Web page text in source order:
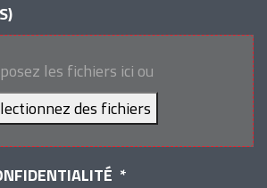
les fichiers ici ou
des fichiers
*